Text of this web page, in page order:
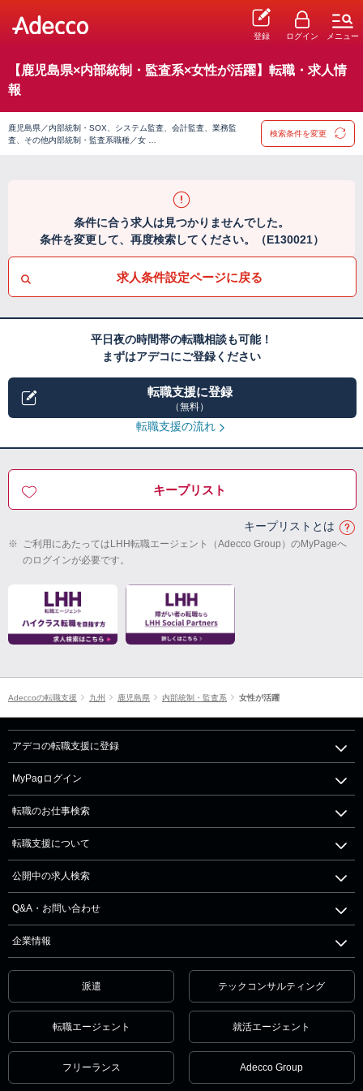
登録 ログイン メニュー
【鹿児島県×内部統制・監査系×女性が活躍】転職・求人情
報
鹿児島県／内部統制・SOX、システム監査、会計監査、業務監
査、その他内部統制・監査系職種／女 …
検索条件を変更
条件に合う求人は見つかりませんでした。
条件を変更して、再度検索してください。（E130021）
求人条件設定ページに戻る
平日夜の時間帯の転職相談も可能！
まずはアデコにご登録ください
転職支援に登録
（無料）
転職支援の流れ
キープリスト
キープリストとは
※ ご利用にあたってはLHH転職エージェント（Adecco Group）のMyPageへ
のログインが必要です。
Adeccoの転職支援 九州 鹿児島県 内部統制・監査系 女性が活躍
アデコの転職支援に登録
MyPagログイン
転職のお仕事検索
転職支援について
公開中の求人検索
Q&A・お問い合わせ
企業情報
派遣 テックコンサルティング
転職エージェント 就活エージェント
フリーランス Adecco Group